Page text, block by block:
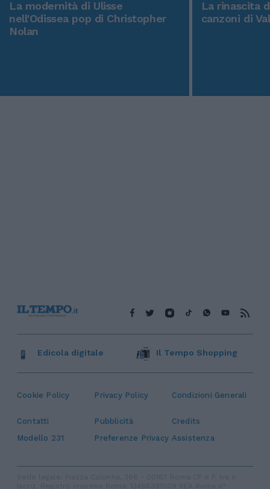
La modernità di Ulisse
nell'Odissea pop di Christopher
Nolan
La rinascita
canzoni di
Cookie Policy Privacy Policy Condizioni Generali
Contatti Pubblicità
Credits
Modello 231
Preferenze Privacy Assistenza
Edicola digitale Il Tempo Shopping